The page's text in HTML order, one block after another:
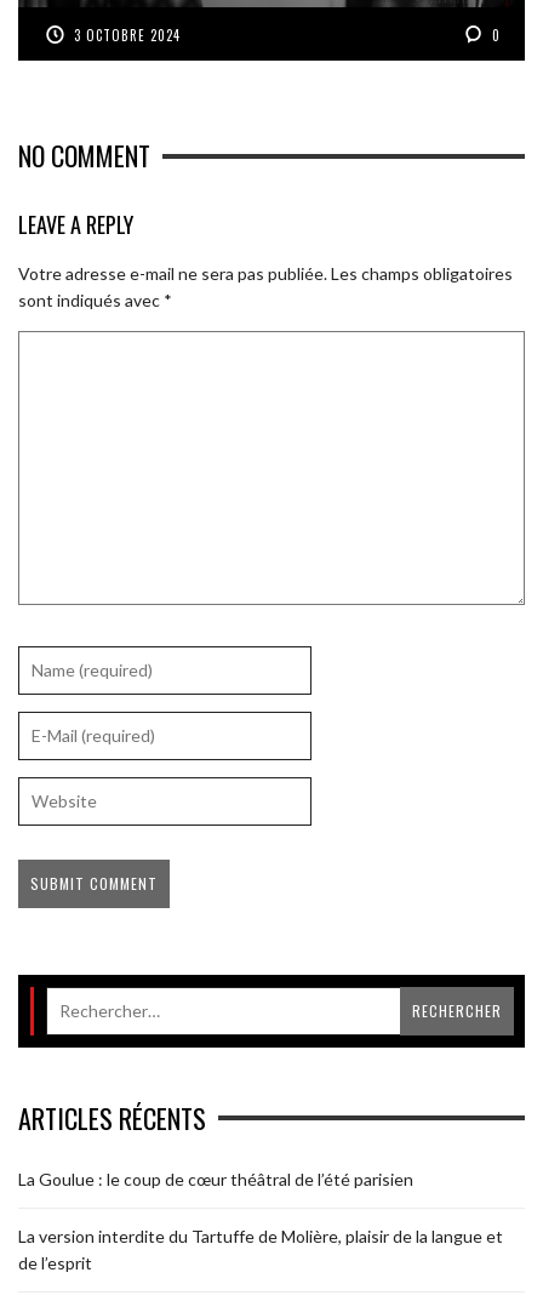
3 OCTOBRE 2024 0
NO COMMENT
LEAVE A REPLY
Votre adresse e-mail ne sera pas publiée.Les champs obligatoires
sont indiqués avec *
ARTICLES RÉCENTS
La Goulue : le coup de cœur théâtral de l’été parisien
La version interdite du Tartuffe de Molière, plaisir de la langue et
de l’esprit